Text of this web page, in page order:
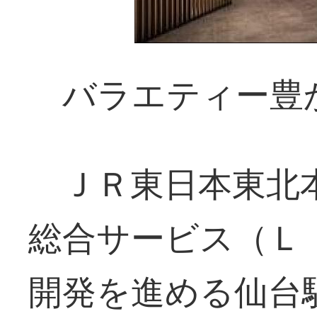
バラエティー豊
ＪＲ東日本東北
総合サービス（Ｌ
開発を進める仙